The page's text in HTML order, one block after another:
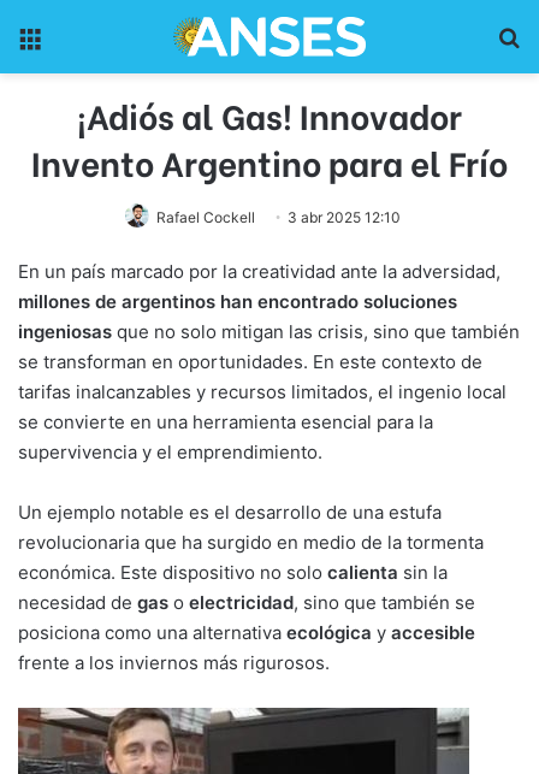
¡Adiós al Gas! Innovador
Invento Argentino para el Frío
Rafael Cockell 3 abr 2025 12:10
En un país marcado por la creatividad ante la adversidad,
millones de argentinos han encontrado soluciones
ingeniosas que no solo mitigan las crisis, sino que también
se transforman en oportunidades. En este contexto de
tarifas inalcanzables y recursos limitados, el ingenio local
se convierte en una herramienta esencial para la
supervivencia y el emprendimiento.
Un ejemplo notable es el desarrollo de una estufa
revolucionaria que ha surgido en medio de la tormenta
económica. Este dispositivo no solo calienta sin la
necesidad de gas o electricidad, sino que también se
posiciona como una alternativa ecológica y accesible
frente a los inviernos más rigurosos.